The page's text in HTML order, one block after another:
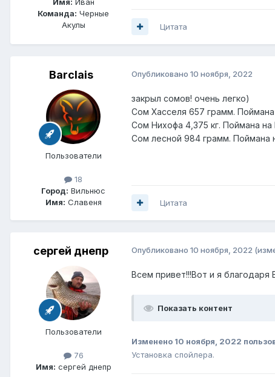
Команда: Черные
Акулы
Цитата
Barclais
Пользователи
18
Город: Вильнюс
Имя: Славеня
Опубликовано 10 ноября, 2022
закрыл сомов! очень легко)
Сом Хасселя 657 грамм. Поймана
Сом Нихофа 4,375 кг. Поймана
Сом лесной 984 грамм. Поймана
Цитата
сергей днепр
Пользователи
76
Имя: сергей днепр
Опубликовано 10 ноября, 2022
Всем привет!!!Вот и я
Показать контент
Изменено 10 ноября, 2022
Установка спойлера.